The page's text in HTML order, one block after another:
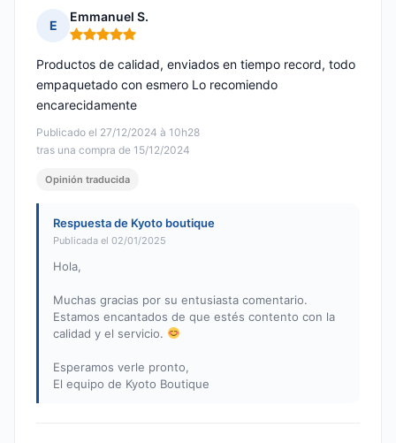
E
Emmanuel S.
Nota: 5 de 5
Publicado el 27/12/2024 à 10h28
tras una compra de 15/12/2024
Productos de calidad, enviados en tiempo record, todo
empaquetado con esmero Lo recomiendo
encarecidamente
Opinión traducida
Respuesta de Kyoto boutique
Publicada el 02/01/2025
Hola,
Muchas gracias por su entusiasta comentario.
Estamos encantados de que estés contento con la
calidad y el servicio.
Esperamos verle pronto,
El equipo de Kyoto Boutique